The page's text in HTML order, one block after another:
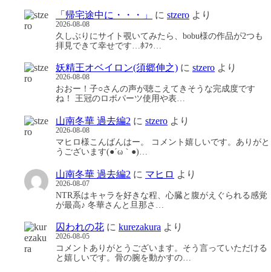
「帰宅途中に・・・」
に stzero より
2026-08-08
久しぶりにサイト覗いてみたら、bobu様の作品が2つも
拝見できて幸せです…ﾎﾌｩ…
妖精王オベイロン(須郷伸之) に stzero より
2026-08-08
おおー！子○さんの声が聴こえてきそうな完成度です
ね！ 王冠のロボパーツ使用や表…
山南冬華 過去編2 に stzero より
2026-08-08
マヒロ様こんばんはー。 コメント嬉しいです。ありがと
うございます(●´ω｀●)…
山南冬華 過去編2 に マヒロ より
2026-08-07
NTR系はキャラを好きな程、心臓と腹がえぐられる感覚
が最高♪ 冬華さんと旦那さ…
囚われの花 に kurezakura より
2026-08-05
コメントありがとうございます。そう言っていただける
と嬉しいです。骨の腕を動かすの…